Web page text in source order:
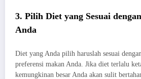
3. Pilih Diet yang Sesuai
Anda
Diet yang Anda pilih haruslah sesuai
preferensi makan Anda. Jika diet terlalu
kemungkinan besar Anda akan sulit